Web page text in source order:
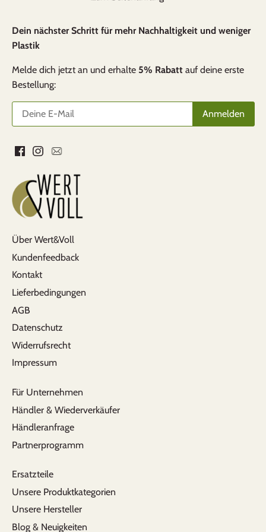
Handhabung, gute Qualität und Ausführung.
Hervorheben möchte ich die berührende
Alles bestens
super geklappt. Gerne wieder
Auslaufsicher und perfekt für den Alltag
Meine Kleine (8 Monate) liebt diese Flasche.
hatte, hatte ich anfangs bedenken welche
dann für die Pura Flasche entschieden, da sie
mir empfohlen wurde und das war eine super
Entscheidung. Die Qualität ist top und einfach
zu reinigen. Also ein perfekter Begleiter für den
Alltag.
Rosi
total ünberzeugendes Produkt. ich werde es
sicher weiter empfehlen.
Dein nächster Schritt für mehr Nachhaltigkeit und weniger
Plastik
Melde dich jetzt an und erhalte 5% Rabatt auf deine erste
Bestellung:
Über Wert&Voll
Kundenfeedback
Kontakt
Lieferbedingungen
AGB
Datenschutz
Widerrufsrecht
Impressum
Für Unternehmen
Händler & Wiederverkäufer
Händleranfrage
Partnerprogramm
Ersatzteile
Unsere Produktkategorien
Unsere Hersteller
Blog & Neuigkeiten